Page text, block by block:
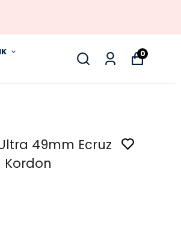
0
49mm Ecruz
Kordon